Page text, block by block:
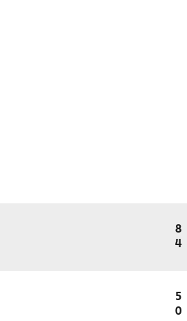
8
4
5
0